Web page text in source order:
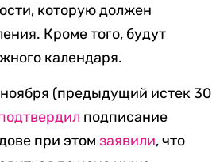
которую должен
Кроме того, будут
календаря.
ноября (предыдущий истек 30
подписание
при этомзаявили, что